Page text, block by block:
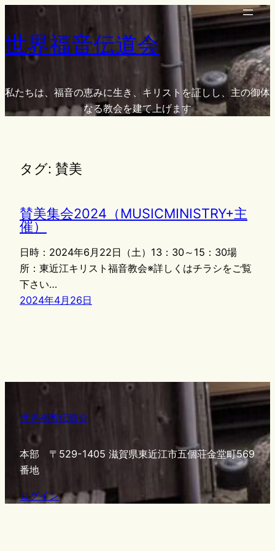
を
ッ
世界福音伝道会
私たちは、福音の恵みに生き、キリストを証しし、主の御体
なる教会を建て上げます
タグ: 賛美
賛美集会2024（MUSICMINISTRY+主
催）
日時：2024年6月22日（土）13：30～15：30場
所：東近江キリスト福音教会※詳しくはチラシをご覧
下さい…
2024年4月26日
世界福音伝道会
本部 〒529-1405 滋賀県東近江市五個荘金堂町569
番地
ログイン